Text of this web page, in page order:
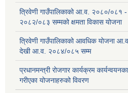
त्रिवेणी गाउँपालिकाको आ.व. २०८०/०८१
२०८२/०८३ सम्मको क्षमता विकास योजना
त्रिवेणी गाउँपालिकाको आवधिक योजना
देखी आ.व. २०८४/०८५ सम्म
प्रधानमन्त्री रोजगार कार्यक्रम
गरीएका योजनाहरुको विवरण